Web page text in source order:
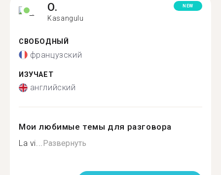
O.
Kasangulu
NEW
СВОБОДНЫЙ
французский
ИЗУЧАЕТ
английский
Мои любимые темы для разговора
La vi...Развернуть